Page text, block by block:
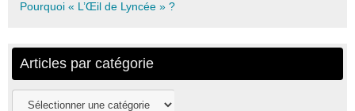
Pourquoi « L’Œil de Lyncée » ?
Articles par catégorie